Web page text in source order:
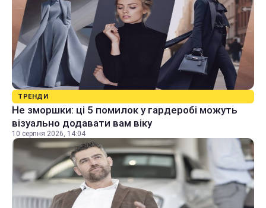
ТРЕНДИ
Не зморшки: ці 5 помилок у гардеробі можуть
візуально додавати вам віку
10 серпня 2026, 14:04